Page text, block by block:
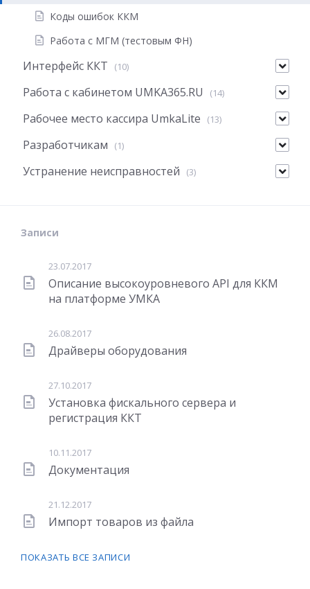
Коды ошибок ККМ
Работа с МГМ (тестовым ФН)
Интерфейс ККТ (10)
Работа с кабинетом UMKA365.RU (14)
Рабочее место кассира UmkaLite (13)
Разработчикам (1)
Устранение неисправностей (3)
Записи
23.07.2017
Описание высокоуровневого API для ККМ
на платформе УМКА
26.08.2017
Драйверы оборудования
27.10.2017
Установка фискального сервера и
регистрация ККТ
10.11.2017
Документация
21.12.2017
Импорт товаров из файла
ПОКАЗАТЬ ВСЕ ЗАПИСИ